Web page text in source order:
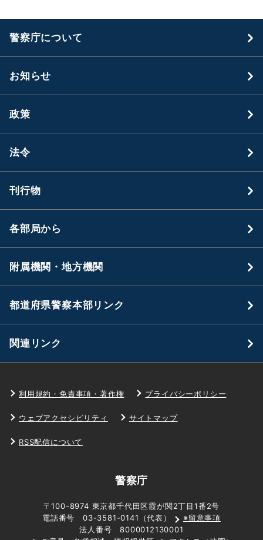
警察庁について
お知らせ
政策
法令
刊行物
各部局から
附属機関・地方機関
都道府県警察本部リンク
関連リンク
利用規約・免責事項・著作権 プライバシーポリシー
ウェブアクセシビリティ サイトマップ
RSS配信について
警察庁
〒100-8974 東京都千代田区霞が関2丁目1番2号
電話番号 03-3581-0141（代表）
※留意事項
法人番号 8000012130001